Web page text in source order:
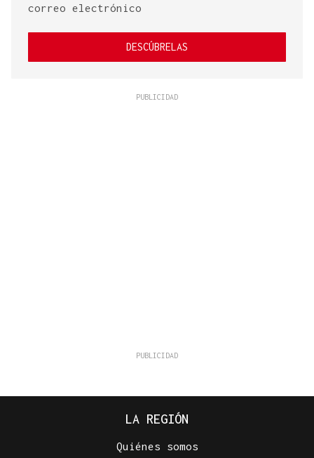
correo electrónico
DESCÚBRELAS
LA REGIÓN
Quiénes somos